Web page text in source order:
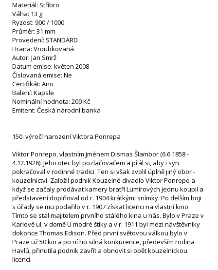
Materiál: Stříbro
Váha: 13 g
Ryzost: 900 / 1000
Průměr: 31 mm
Provedení: STANDARD
Hrana: Vroubkovaná
Autor: Jan Smrž
Datum emise: květen 2008
Číslovaná emise: Ne
Certifikát: Ano
Balení: Kapsle
Nominální hodnota: 200 Kč
Emitent: Česká národní banka
150. výročí narození Viktora Ponrepa
Viktor Ponrepo, vlastním jménem Dismas Šlambor (6.6 1858 -
4.12.1926). Jeho otec byl pozlačovačem a přál si, aby i syn
pokračoval v rodinné tradici. Ten si však zvolil úplně jiný obor -
kouzelnictví. Založil podnik Kouzelné divadlo Viktor Ponrepo a
když se začaly prodávat kamery bratří Lumírových jednu koupil a
představení doplňoval od r. 1904 krátkými snímky. Po delším boji
s úřady se mu podařilo v r. 1907 získat licenci na vlastní kino.
Tímto se stal majitelem prvního stálého kina u nás. Bylo v Praze v
Karlově ul. v domě U modré štiky a v r. 1911 byl mezi návštěvníky
dokonce Thomas Edison. Před první světovou válkou bylo v
Praze už 50 kin a po ní ho silná konkurence, především rodina
Havlů, přinutila podnik zavřít a obnovit si opět kouzelnickou
licenci.